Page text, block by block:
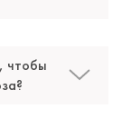
чтобы